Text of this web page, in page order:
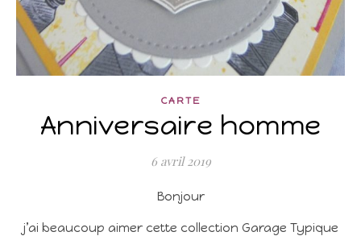
CARTE
Anniversaire homme
6 avril 2019
Bonjour
j’ai beaucoup aimer cette collection Garage Typique